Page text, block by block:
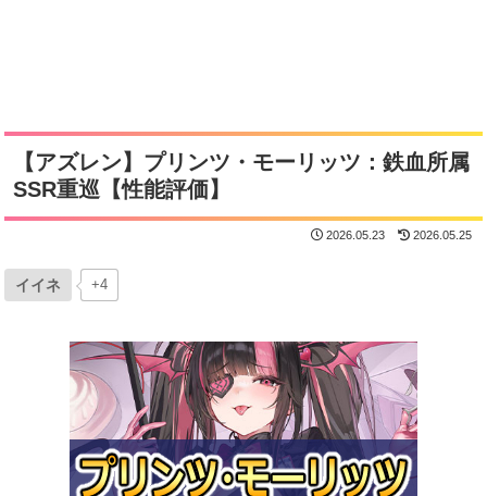
【アズレン】プリンツ・モーリッツ：鉄血所属
SSR重巡【性能評価】
2026.05.23 2026.05.25
イイネ +4